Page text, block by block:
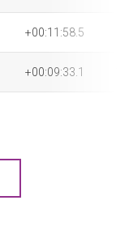
+00:11:58.5
+00:09:33.1